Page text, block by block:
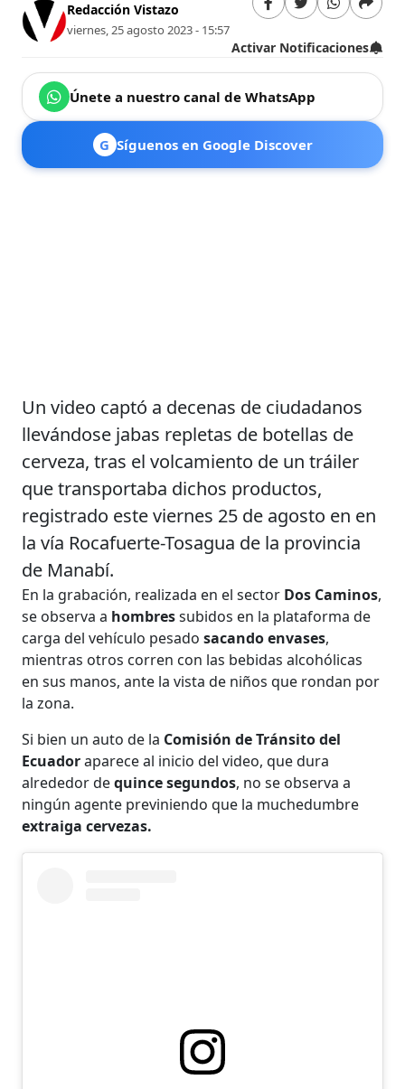
Redacción Vistazo
viernes, 25 agosto 2023 - 15:57
Activar Notificaciones
Únete a nuestro canal de WhatsApp
G Síguenos en Google Discover
Un video captó a decenas de ciudadanos
llevándose jabas repletas de botellas de
cerveza, tras el volcamiento de un tráiler
que transportaba dichos productos,
registrado este viernes 25 de agosto en en
la vía Rocafuerte-Tosagua de la provincia
de Manabí.
En la grabación, realizada en el sector Dos Caminos,
se observa a hombressubidos en la plataforma de
carga del vehículo pesadosacando envases,
mientras otros corren con las bebidas alcohólicas
en sus manos, ante la vista de niños que rondan por
la zona.
Si bien un auto de la Comisión de Tránsito del
Ecuadoraparece al inicio del video, que dura
alrededor dequince segundos, no se observa a
ningún agente previniendo que la muchedumbre
extraiga cervezas.